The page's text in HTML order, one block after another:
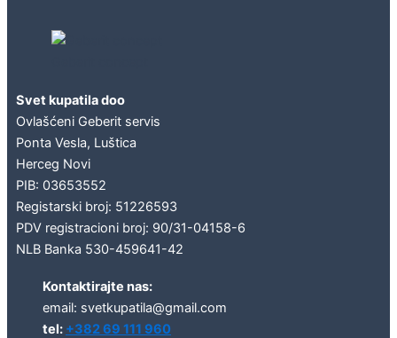
Svet kupatila doo
Ovlašćeni Geberit servis
Ponta Vesla, Luštica
Herceg Novi
PIB: 03653552
Registarski broj: 51226593
PDV registracioni broj: 90/31-04158-6
NLB Banka 530-459641-42
Kontaktirajte nas:
email: svetkupatila@gmail.com
tel: +382 69 111 960